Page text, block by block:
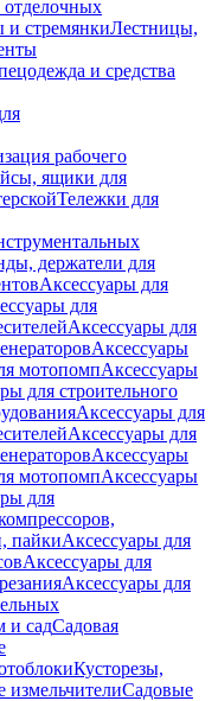
и стремянкиЛестницы,
и средства
рабочего
ящики для
Тележки для
держатели для
Аксессуары для
для
Аксессуары для
Аксессуары
мотопомпАксессуары
для строительного
Аксессуары для
Аксессуары для
Аксессуары
мотопомпАксессуары
для
пайкиАксессуары для
Аксессуары для
Аксессуары для
и садСадовая
Кусторезы,
Садовые